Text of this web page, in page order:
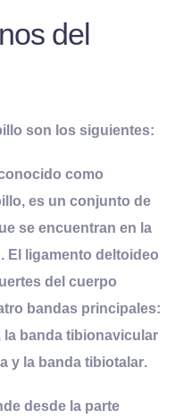
del
son los siguientes:
como
es un conjunto de
se encuentran en la
El ligamento deltoideo
del cuerpo
bandas principales:
la banda tibionavicular
y la banda tibiotalar.
desde la parte